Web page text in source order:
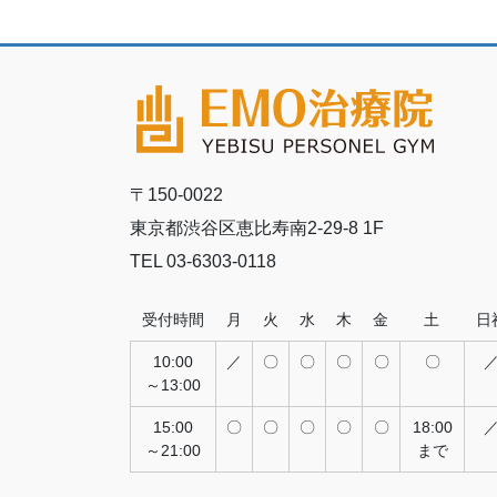
〒150-0022
東京都渋谷区恵比寿南2-29-8 1F
TEL 03-6303-0118
受付時間 月 火 水 木 金 土 日
10:00
～13:00
／ 〇 〇 〇 〇 〇 ／
15:00
～21:00
〇 〇 〇 〇 〇
18:00
まで
／